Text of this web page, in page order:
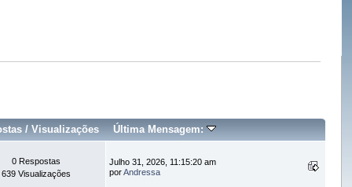
/Visualizações Última Mensagem:
0 Respostas
639 Visualizações
Julho 31, 2026, 11:15:20 am
porAndressa